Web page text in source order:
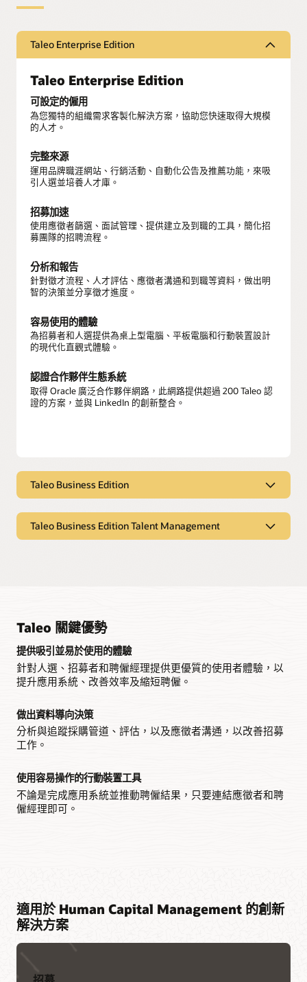
Taleo Enterprise Edition
Taleo Enterprise Edition
可設定的僱用
為您獨特的組織需求客製化解決方案，協助您快速取得大規模
的人才。
完整來源
運用品牌職涯網站、行銷活動、自動化公告及推薦功能，來吸
引人選並培養人才庫。
招募加速
使用應徵者篩選、面試管理、提供建立及到職的工具，簡化招
募團隊的招聘流程。
分析和報告
針對徵才流程、人才評估、應徵者溝通和到職等資料，做出明
智的決策並分享徵才進度。
容易使用的體驗
為招募者和人選提供為桌上型電腦、平板電腦和行動裝置設計
的現代化直觀式體驗。
認證合作夥伴生態系統
取得 Oracle 廣泛合作夥伴網路，此網路提供超過 200 Taleo 認
證的方案，並與 LinkedIn 的創新整合。
Taleo Business Edition
多通路尋來源
運用職務公告欄、社群媒體網站和員工推薦，找出正確的人
智慧型自動化功能
自動化常見的招募流程，例如通訊和任務指定，以簡化招募者
生產力。
讓團隊瞭解關鍵招募 KPI，例如人選品質、聘僱時間和人才成
本。
品牌上線
書作業速度，同時反映公司的文化。
Taleo Business Edition Talent Management
評估人才、識別繼任者，並以單一地點追蹤員工團隊的進度，
以供檢視員工資料。
透過持續的對話、指導及指導，將績效管理現代化並培養人
才。
Taleo 關鍵優勢
提供吸引並易於使用的體驗
針對人選、招募者和聘僱經理提供更優質的使用者體驗，以
提升應用系統、改善效率及縮短聘僱。
做出資料導向決策
分析與追蹤採購管道、評估，以及應徵者溝通，以改善招募
工作。
使用容易操作的行動裝置工具
不論是完成應用系統並推動聘僱結果，只要連結應徵者和聘
僱經理即可。
適用於 Human Capital Management 的創新
解決方案